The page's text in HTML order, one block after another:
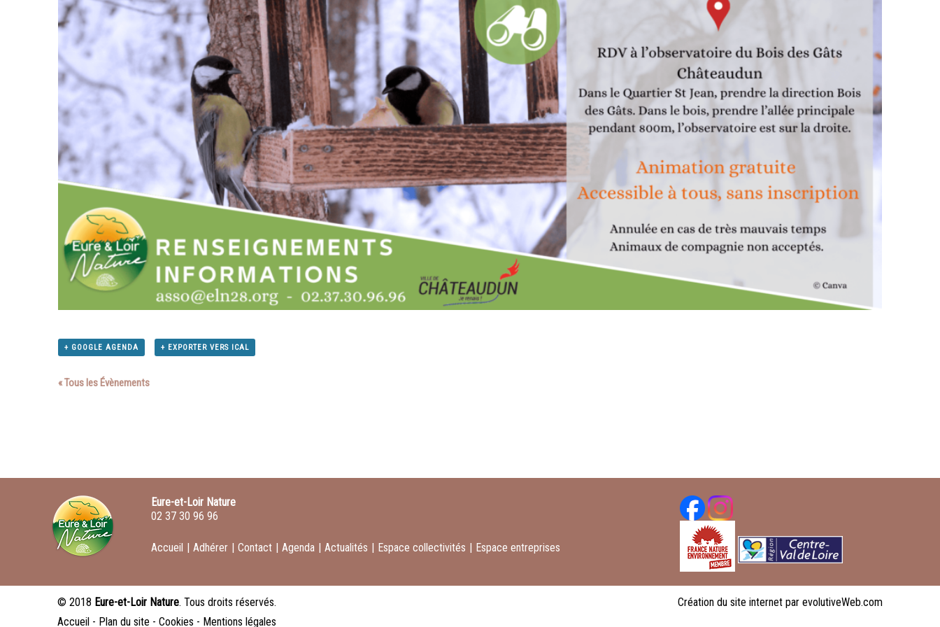
+ GOOGLE AGENDA + EXPORTER VERS ICAL
« Tous les Évènements
Eure-et-Loir Nature
02 37 30 96 96
Accueil | Adhérer | Contact | Agenda | Actualités | Espace collectivités | Espace entreprises
© 2018 Eure-et-Loir Nature. Tous droits réservés.
Accueil - Plan du site - Cookies - Mentions légales
Création du site internet par evolutiveWeb.com